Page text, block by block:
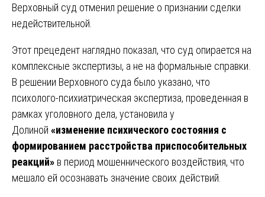
Верховный суд отменил решение о признании сделки
недействительной.
Этот прецедент наглядно показал, что суд опирается на
комплексные экспертизы, а не на формальные справки.
В решении Верховного суда было указано, что
психолого-психиатрическая экспертиза, проведенная в
рамках уголовного дела, установила у
Долиной «изменение психического состояния с
формированием расстройства приспособительных
реакций» в период мошеннического воздействия, что
мешало ей осознавать значение своих действий.